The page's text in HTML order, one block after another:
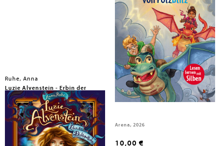
Ruhe, Anna
Luzie Alvenstein - Erbin der
Duftapotheke (2). Eine Lüge
lauert in der Zeit
Rubikon Audioverlag, 2026
16,00 €
Ruhe, Anna
Die Drachenreiter von Potzblitz
Arena, 2026
10,00 €